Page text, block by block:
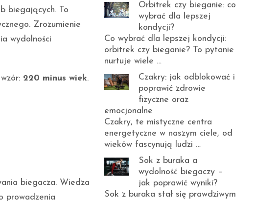
biegających. To
Zrozumienie
wydolności
220 minus wiek.
biegacza. Wiedza
prowadzenia
Orbitrek czy bieganie: co
wybrać dla lepszej
kondycji?
Co wybrać dla lepszej kondycji:
orbitrek czy bieganie? To pytanie
nurtuje wiele …
Czakry: jak odblokować i
poprawić zdrowie
fizyczne oraz
emocjonalne
Czakry, te mistyczne centra
energetyczne w naszym ciele, od
wieków fascynują ludzi …
Sok z buraka a
wydolność biegaczy –
jak poprawić wyniki?
Sok z buraka stał się prawdziwym